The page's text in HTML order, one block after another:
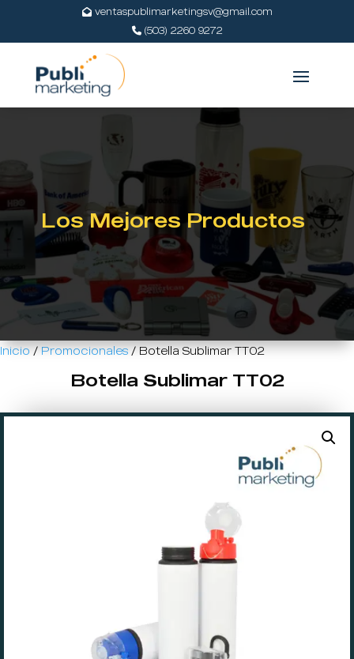
ventaspublimarketingsv@gmail.com
(503) 2260 9272
Los Mejores Productos
Inicio/Promocionales/ Botella Sublimar TT02
Botella Sublimar TT02